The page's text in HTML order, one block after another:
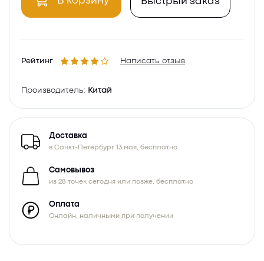
Рейтинг Написать отзыв
Производитель: Китай
Доставка
в Санкт-Петербург 13 мая, бесплатно
Самовывоз
из 28 точек сегодня или позже, бесплатно
Оплата
Онлайн, наличными при получении